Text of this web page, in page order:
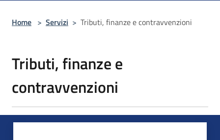
Home > Servizi > Tributi, finanze e contravvenzioni
Tributi, finanze e
contravvenzioni